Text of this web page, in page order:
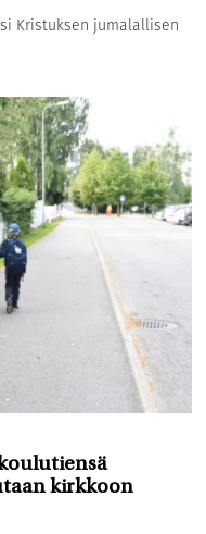
Kristuksen jumalallisen
kirkkoon